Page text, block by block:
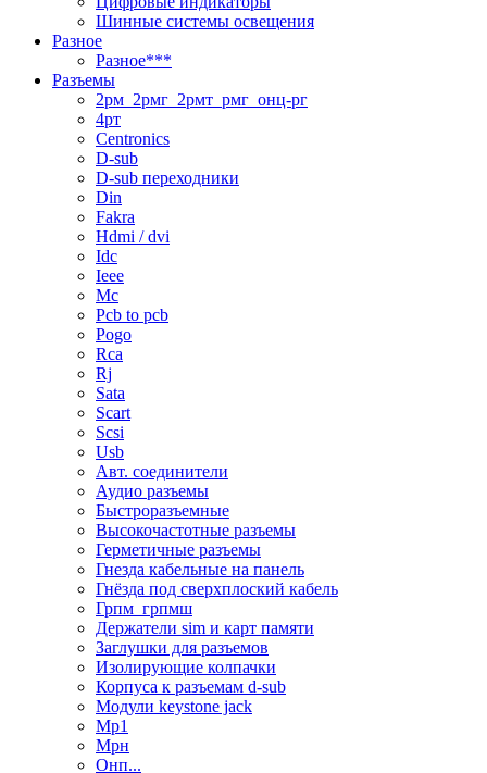
Шинные системы освещения
Разное
Разное***
Разъемы
2рм_2рмг_2рмт_рмг_онц-рг
4рт
Centronics
D-sub
D-sub переходники
Din
Fakra
Hdmi / dvi
Idc
Ieee
Mc
Pcb to pcb
Pogo
Rca
Rj
Sata
Scart
Scsi
Usb
Авт. соединители
Аудио разъемы
Быстроразъемные
Высокочастотные разъемы
Герметичные разъемы
Гнезда кабельные на панель
Гнёзда под сверхплоский кабель
Грпм_грпмш
Держатели sim и карт памяти
Заглушки для разъемов
Изолирующие колпачки
Корпуса к разъемам d-sub
Модули keystone jack
Мр1
Мрн
Онп...